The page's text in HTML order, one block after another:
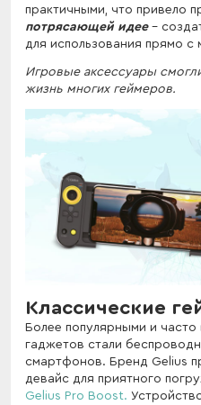
практичными, что привело
потрясающей идее-
для использования прямо
Игровые аксессуары
жизнь многих геймеров.
Классические
Более популярными и
гаджетов стали
смартфонов. Бренд Gelius
девайс для приятного
Gelius Pro Boost.